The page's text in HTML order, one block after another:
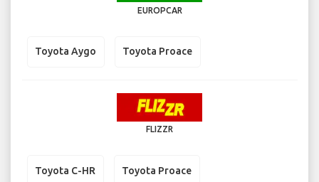
EUROPCAR
Toyota Aygo Toyota Proace
FLIZZR
Toyota C-HR Toyota Proace